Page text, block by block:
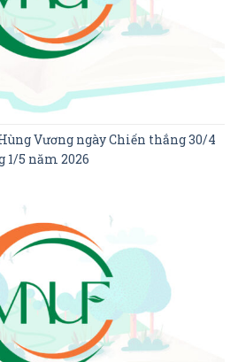
Vương ngày Chiến thắng 30/4
1/5 năm 2026